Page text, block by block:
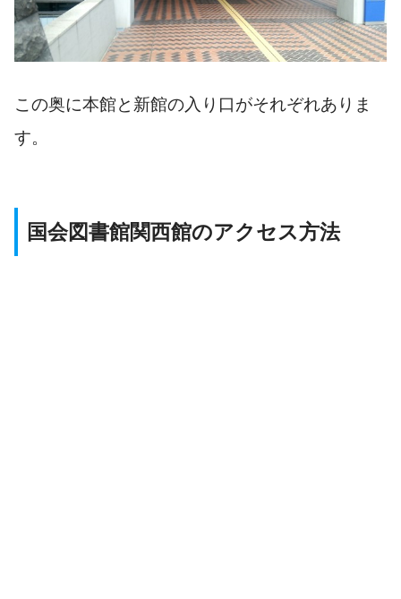
この奥に本館と新館の入り口がそれぞれありま
す。
国会図書館関西館のアクセス方法